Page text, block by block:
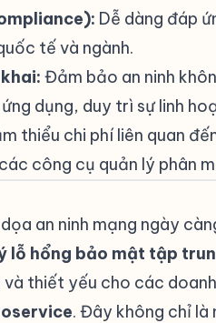
Dễ dàng đáp
tế và ngành.
Đảm bảo an ninh
dụng, duy trì sự linh
thiểu chi phí liên quan
công cụ quản lý phân
an ninh mạng ngày
lỗ hổng bảo mật tập
thiết yếu cho các
. Đây không chỉ